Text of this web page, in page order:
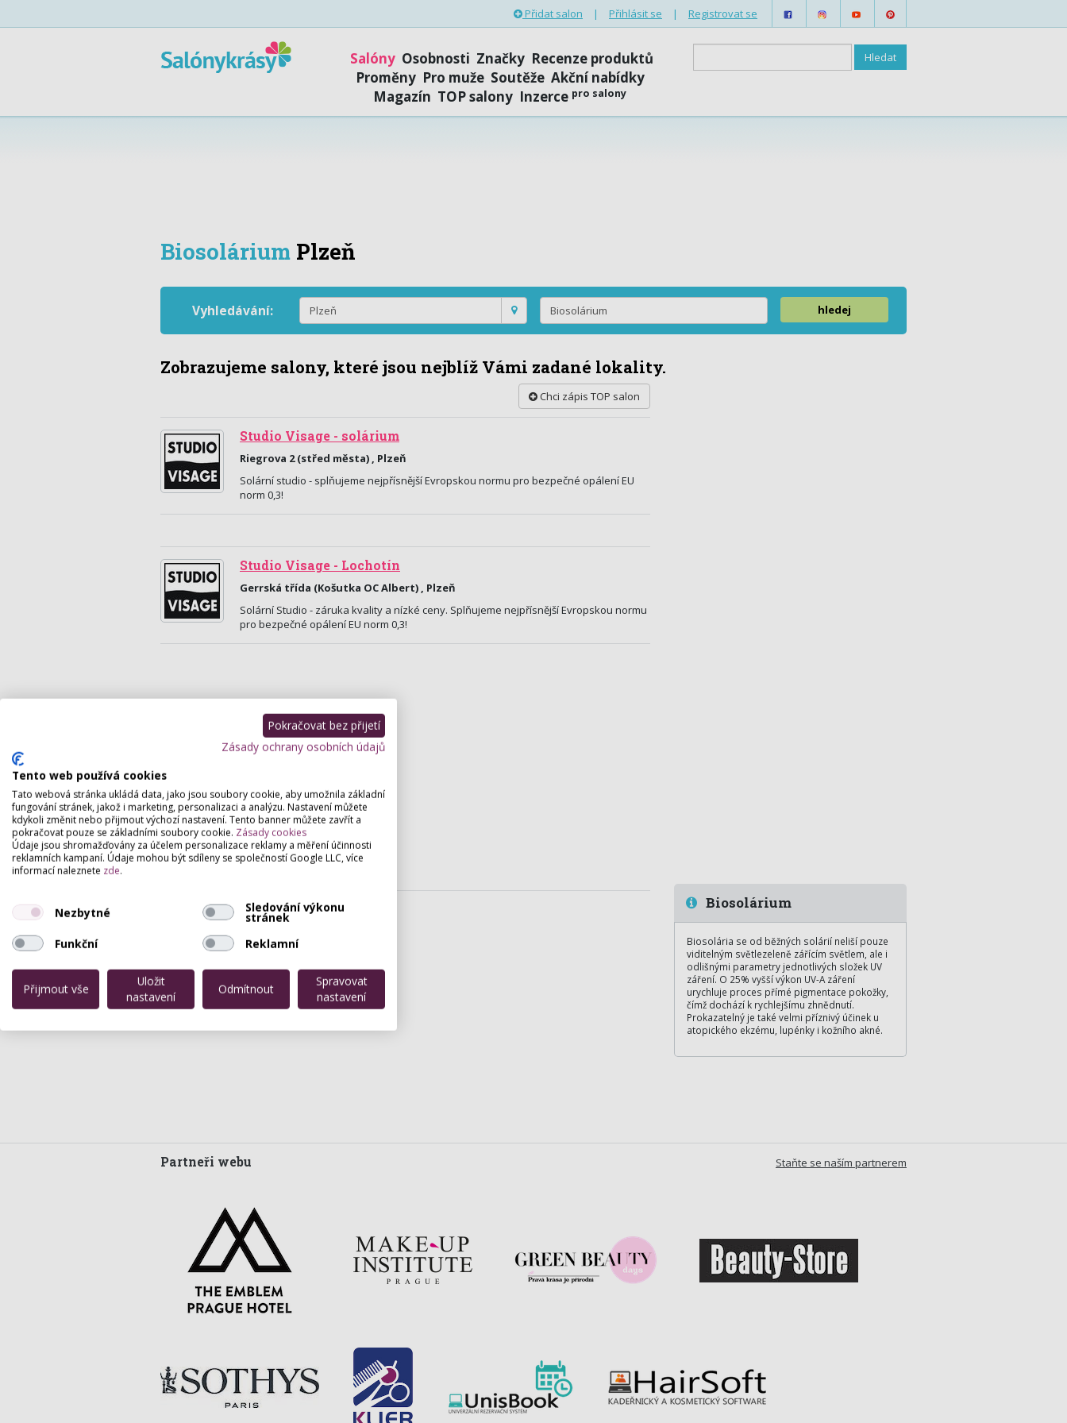
Přidat salon | Přihlásit se | Registrovat se
Salóny Osobnosti Značky Recenze produktů
Proměny Pro muže Soutěže Akční nabídky
Magazín TOP salony Inzerce pro salony
Biosolárium Plzeň
Vyhledávání: hledej
Zobrazujeme salony, které jsou nejblíž Vámi zadané lokality.
Chci zápis TOP salon
Studio Visage - solárium
Riegrova 2 (střed města) , Plzeň
Solární studio - splňujeme nejpřísnější Evropskou normu pro bezpečné opálení EU
norm 0,3!
Studio Visage - Lochotín
Gerrská třída (Košutka OC Albert) , Plzeň
Solární Studio - záruka kvality a nízké ceny. Splňujeme nejpřísnější Evropskou normu
pro bezpečné opálení EU norm 0,3!
Biosolárium
Biosolária se od běžných solárií neliší pouze
viditelným světlezeleně zářícím světlem, ale i
odlišnými parametry jednotlivých složek UV
záření. O 25% vyšší výkon UV-A záření
urychluje proces přímé pigmentace pokožky,
čímž dochází k rychlejšímu zhnědnutí.
Prokazatelný je také velmi příznivý účinek u
atopického ekzému, lupénky i kožního akné.
Staňte se naším partnerem
Partneři webu
Pokračovat bez přijetí
Zásady ochrany osobních údajů
Tento web používá cookies
Tato webová stránka ukládá data, jako jsou soubory cookie, aby umožnila základní
fungování stránek, jakož i marketing, personalizaci a analýzu. Nastavení můžete
kdykoli změnit nebo přijmout výchozí nastavení. Tento banner můžete zavřít a
pokračovat pouze se základními soubory cookie. Zásady cookies
Údaje jsou shromažďovány za účelem personalizace reklamy a měření účinnosti
reklamních kampaní. Údaje mohou být sdíleny se společností Google LLC, více
informací naleznete zde.
Nezbytné Sledování výkonu
stránek
Funkční
Reklamní
Přijmout vše
Uložit
nastavení
Odmítnout
Spravovat
nastavení